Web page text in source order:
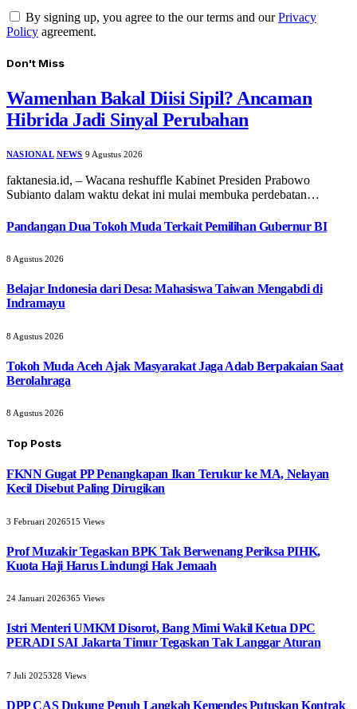
By signing up, you agree to the our terms and ourPrivacy
Policy agreement.
Don't Miss
Wamenhan Bakal Diisi Sipil? Ancaman
Hibrida Jadi Sinyal Perubahan
NASIONAL NEWS 9 Agustus 2026
faktanesia.id, – Wacana reshuffle Kabinet Presiden Prabowo
Subianto dalam waktu dekat ini mulai membuka perdebatan…
Pandangan Dua Tokoh Muda Terkait Pemilihan Gubernur BI
8 Agustus 2026
Belajar Indonesia dari Desa: Mahasiswa Taiwan Mengabdi di
Indramayu
8 Agustus 2026
Tokoh Muda Aceh Ajak Masyarakat Jaga Adab Berpakaian Saat
Berolahraga
8 Agustus 2026
Top Posts
FKNN Gugat PP Penangkapan Ikan Terukur ke MA, Nelayan
Kecil Disebut Paling Dirugikan
3 Februari 2026515 Views
Prof Muzakir Tegaskan BPK Tak Berwenang Periksa PIHK,
Kuota Haji Harus Lindungi Hak Jemaah
24 Januari 2026365 Views
Istri Menteri UMKM Disorot, Bang Mimi Wakil Ketua DPC
PERADI SAI Jakarta Timur Tegaskan Tak Langgar Aturan
7 Juli 2025328 Views
DPP CAS Dukung Penuh Langkah Kemendes Putuskan Kontrak